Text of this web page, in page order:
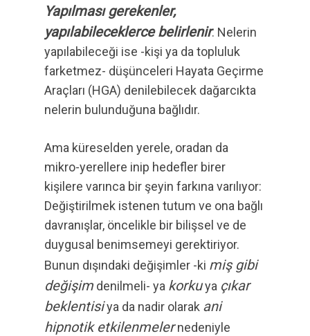
Yapılması gerekenler,
yapılabileceklerce belirlenir. Nelerin
yapılabileceği ise -kişi ya da topluluk
farketmez- düşünceleri Hayata Geçirme
Araçları (HGA) denilebilecek dağarcıkta
nelerin bulunduğuna bağlıdır.
Ama küreselden yerele, oradan da
mikro-yerellere inip hedefler birer
kişilere varınca bir şeyin farkına varılıyor:
Değiştirilmek istenen tutum ve ona bağlı
davranışlar, öncelikle bir bilişsel ve de
duygusal benimsemeyi gerektiriyor.
Bunun dışındaki değişimler -ki miş gibi
değişim denilmeli- ya korkuya çıkar
beklentisiya da nadir olarak ani
hipnotik etkilenmelernedeniyle